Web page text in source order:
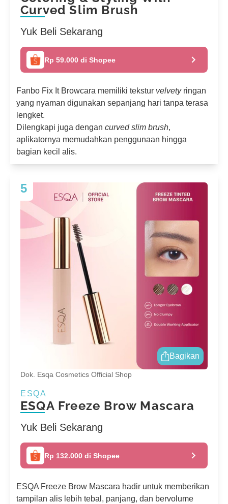
Curved Slim Brush
Yuk Beli Sekarang
Rp 59.000 di Shopee
Fanbo Fix It Browcara memiliki tekstur velvetyringan
yang nyaman digunakan sepanjang hari tanpa terasa
lengket.
Dilengkapi juga dengan curved slim brush,
aplikatornya memudahkan penggunaan hingga
bagian kecil alis.
Bagikan
Dok. Esqa Cosmetics Official Shop
ESQA
ESQA Freeze Brow Mascara
Yuk Beli Sekarang
Rp 132.000 di Shopee
ESQA Freeze Brow Mascara hadir untuk memberikan
tampilan alis lebih tebal, panjang, dan bervolume
5